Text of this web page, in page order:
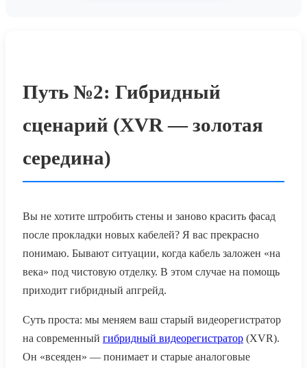
Путь №2: Гибридный
сценарий (XVR — золотая
середина)
Вы не хотите штробить стены и заново красить фасад
после прокладки новых кабелей? Я вас прекрасно
понимаю. Бывают ситуации, когда кабель заложен «на
века» под чистовую отделку. В этом случае на помощь
приходит гибридный апгрейд.
Суть проста: мы меняем ваш старый видеорегистратор
на современный гибридный видеорегистратор (XVR).
Он «всеяден» — понимает и старые аналоговые